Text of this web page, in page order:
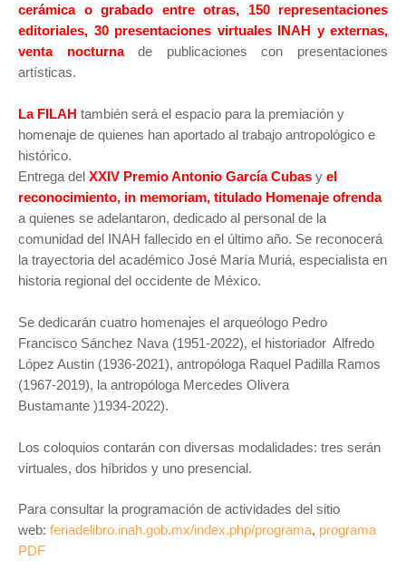
cerámica o grabado entre otras, 150 representaciones
editoriales, 30 presentaciones virtuales INAH y externas,
venta nocturnade publicaciones con presentaciones
artísticas.
La FILAH también será el espacio para la premiación y
homenaje de quienes han aportado al trabajo antropológico e
histórico.
Entrega del XXIV Premio Antonio García Cubas y el
reconocimiento, in memoriam, titulado Homenaje ofrenda
a quienes se adelantaron, dedicado al personal de la
comunidad del INAH fallecido en el último año. Se reconocerá
la trayectoria del académico José María Muriá, especialista en
historia regional del occidente de México.
Se dedicarán cuatro homenajes el arqueólogo Pedro
Francisco Sánchez Nava (1951-2022), el historiador Alfredo
López Austin (1936-2021), antropóloga Raquel Padilla Ramos
(1967-2019), la antropóloga Mercedes Olivera
Bustamante )1934-2022).
Los coloquios contarán con diversas modalidades: tres serán
virtuales, dos híbridos y uno presencial.
Para consultar la programación de actividades del sitio
web: feriadelibro.inah.gob.mx/index.php/programa, programa
PDF